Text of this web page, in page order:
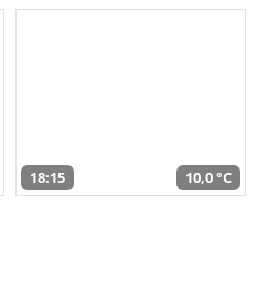
18:15 10,0 °C